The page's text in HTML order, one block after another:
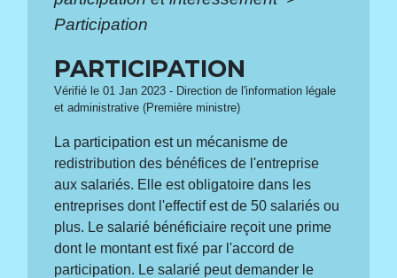
Participation
PARTICIPATION
Vérifié le 01 Jan 2023 - Direction de l'information légale
et administrative (Première ministre)
La participation est un mécanisme de
redistribution des bénéfices de l'entreprise
aux salariés. Elle est obligatoire dans les
entreprises dont l'effectif est de 50 salariés ou
plus. Le salarié bénéficiaire reçoit une prime
dont le montant est fixé par l'accord de
participation. Le salarié peut demander le